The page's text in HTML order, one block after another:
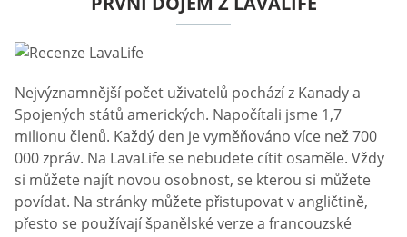
Nejvýznamnější počet uživatelů pochází z Kanady a
Spojených států amerických. Napočítali jsme 1,7
milionu členů. Každý den je vyměňováno více než 700
000 zpráv. Na LavaLife se nebudete cítit osaměle. Vždy
si můžete najít novou osobnost, se kterou si můžete
povídat. Na stránky můžete přistupovat v angličtině,
přesto se používají španělské verze a francouzské